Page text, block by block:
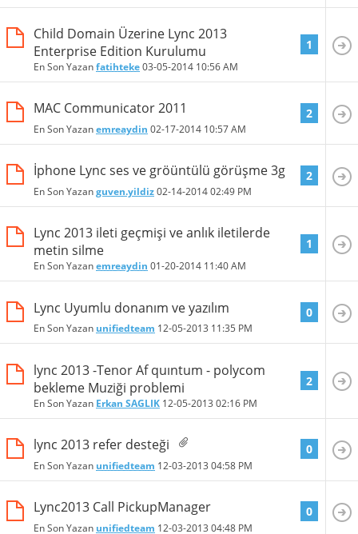
Child Domain Üzerine Lync 2013
Enterprise Edition Kurulumu
En Son Yazanfatihteke03-05-2014 10:56 AM
1
MAC Communicator 2011
En Son Yazanemreaydin 02-17-2014 10:57 AM
2
İphone Lync ses ve gröüntülü görüşme 3g
En Son Yazanguven.yildiz02-14-201402:49 PM
2
Lync 2013 ileti geçmişi ve anlık iletilerde
metin silme
En Son Yazanemreaydin 01-20-2014 11:40 AM
1
Lync Uyumlu donanım ve yazılım
En Son Yazan unifiedteam 12-05-2013 11:35 PM
0
lync 2013 -Tenor Af quıntum - polycom
bekleme Muziği problemi
En Son Yazan Erkan SAGLIK 12-05-2013 02:16 PM
2
lync 2013 refer desteği
En Son Yazan unifiedteam 12-03-2013 04:58 PM
0
Lync2013 Call PickupManager
En Son Yazan unifiedteam 12-03-2013 04:48 PM
0